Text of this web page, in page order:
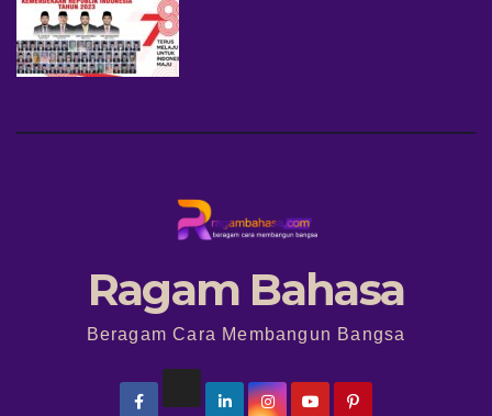
Ragam Bahasa
Beragam Cara Membangun Bangsa